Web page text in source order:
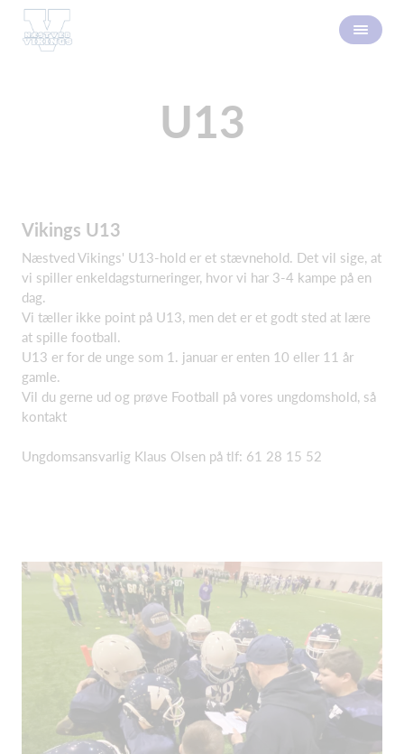
U13
Vikings U13
Næstved Vikings' U13-hold er et stævnehold. Det vil sige, at
vi spiller enkeldagsturneringer, hvor vi har 3-4 kampe på en
dag.
Vi tæller ikke point på U13, men det er et godt sted at lære
at spille football.
U13 er for de unge som 1. januar er enten 10 eller 11 år
gamle.
Vil du gerne ud og prøve Football på vores ungdomshold, så
kontakt
Ungdomsansvarlig Klaus Olsen på tlf: 61 28 15 52